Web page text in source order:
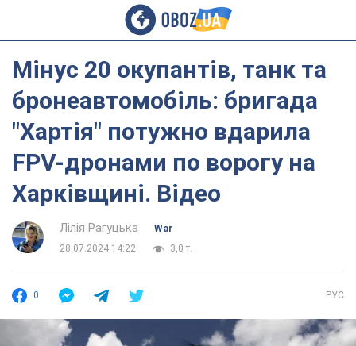
Мінус 20 окупантів, танк та
бронеавтомобіль: бригада
"Хартія" потужно вдарила
FPV-дронами по ворогу на
Харківщині. Відео
Лілія Рагуцька
War
28.07.2024 14:22
3,0 т.
0 РУС